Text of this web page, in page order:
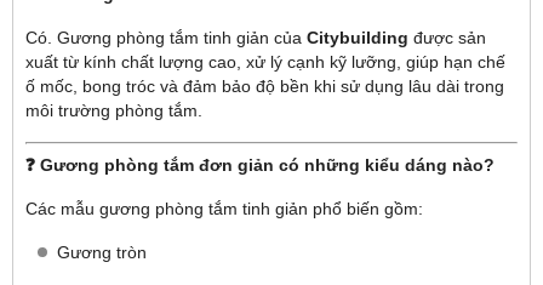
Có. Gương phòng tắm tinh giản của Citybuilding được sản
xuất từ kính chất lượng cao, xử lý cạnh kỹ lưỡng, giúp hạn chế
ố mốc, bong tróc và đảm bảo độ bền khi sử dụng lâu dài trong
môi trường phòng tắm.
❓ Gương phòng tắm đơn giản có những kiểu dáng nào?
Các mẫu gương phòng tắm tinh giản phổ biến gồm:
Gương tròn